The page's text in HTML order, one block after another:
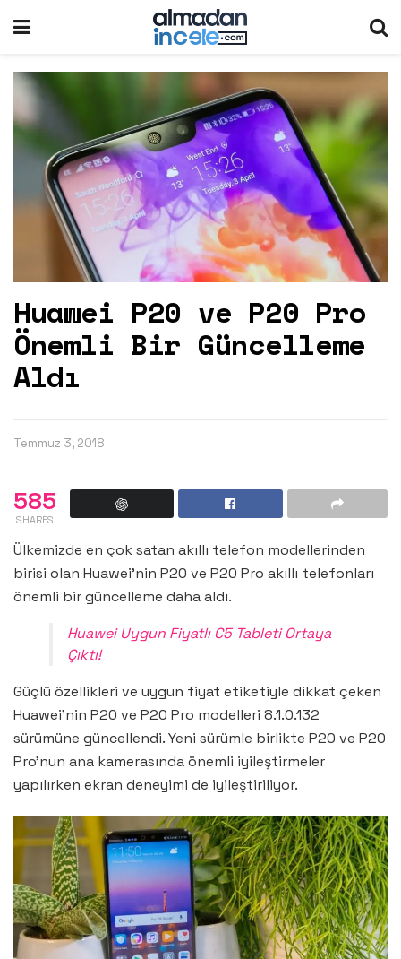
Huawei P20 ve P20 Pro
Önemli Bir Güncelleme
Aldı
Temmuz 3, 2018
585
SHARES
Ülkemizde en çok satan akıllı telefon modellerinden
birisi olan Huawei’nin P20 ve P20 Pro akıllı telefonları
önemli bir güncelleme daha aldı.
Huawei Uygun Fiyatlı C5 Tableti Ortaya
Çıktı!
Güçlü özellikleri ve uygun fiyat etiketiyle dikkat çeken
Huawei’nin P20 ve P20 Pro modelleri 8.1.0.132
sürümüne güncellendi. Yeni sürümle birlikte P20 ve P20
Pro’nun ana kamerasında önemli iyileştirmeler
yapılırken ekran deneyimi de iyileştiriliyor.